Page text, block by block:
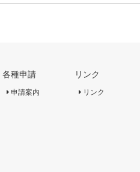
各種申請
申請案内
リンク
リンク